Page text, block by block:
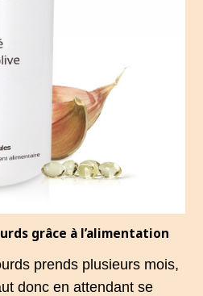
grâce à l’alimentation
prends plusieurs mois,
donc en attendant se